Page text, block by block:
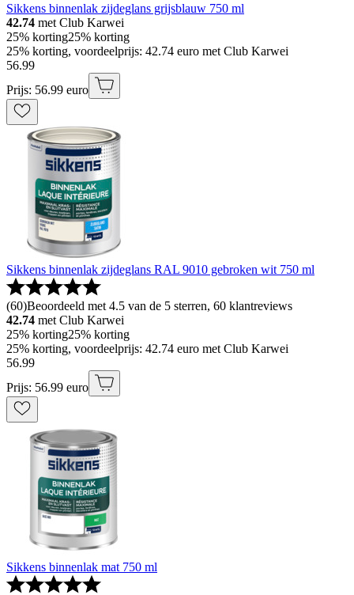
Sikkens binnenlak zijdeglans grijsblauw 750 ml
42.74 met Club Karwei
25% korting25% korting
25% korting, voordeelprijs: 42.74 euro met Club Karwei
56.99
Prijs: 56.99 euro
Sikkens binnenlak zijdeglans RAL 9010 gebroken wit 750 ml
(60)Beoordeeld met 4.5 van de 5 sterren, 60 klantreviews
42.74 met Club Karwei
25% korting25% korting
25% korting, voordeelprijs: 42.74 euro met Club Karwei
56.99
Prijs: 56.99 euro
Sikkens binnenlak mat 750 ml